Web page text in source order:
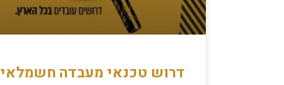
דרוש טכנאי מעבדה חשמלאי